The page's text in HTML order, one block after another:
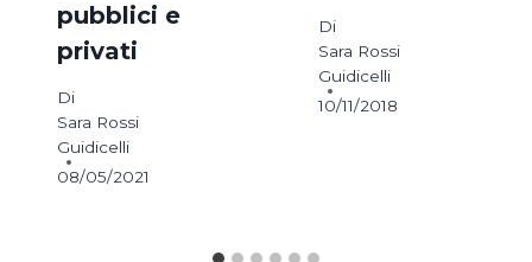
pubblici e
privati
Di
Sara Rossi
Guidicelli
08/05/2021
Di
Sara Rossi
Guidicelli
10/11/2018